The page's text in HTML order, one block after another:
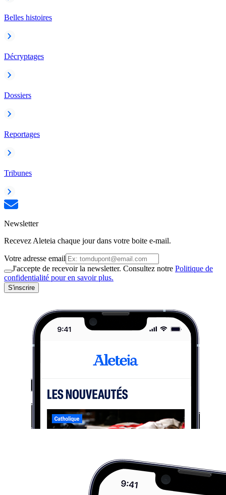
Belles histoires
Décryptages
Dossiers
Reportages
Tribunes
Newsletter
Recevez Aleteia chaque jour dans votre boite e-mail.
Votre adresse email
J'accepte de recevoir la newsletter. Consultez notre Politique de
confidentialité pour en savoir plus.
S'inscrire